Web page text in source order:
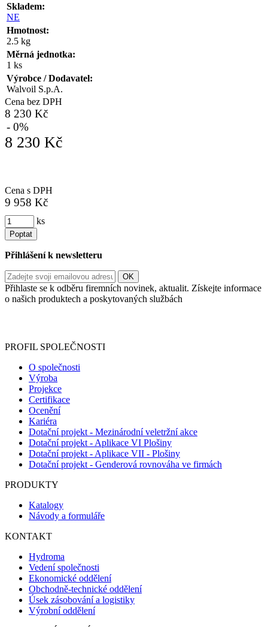
Skladem:
NE
Hmotnost:
2.5 kg
Měrná jednotka:
1 ks
Výrobce / Dodavatel:
Walvoil S.p.A.
Cena bez DPH
8 230 Kč
- 0%
8 230 Kč
Cena s DPH
9 958 Kč
ks
Poptat
Přihlášení k newsletteru
Přihlaste se k odběru firemních novinek, aktualit. Získejte informace
o našich produktech a poskytovaných službách
PROFIL SPOLEČNOSTI
O společnosti
Výroba
Projekce
Certifikace
Ocenění
Kariéra
Dotační projekt - Mezinárodní veletržní akce
Dotační projekt - Aplikace VI Plošiny
Dotační projekt - Aplikace VII - Plošiny
Dotační projekt - Genderová rovnováha ve firmách
PRODUKTY
Katalogy
Návody a formuláře
KONTAKT
Hydroma
Vedení společnosti
Ekonomické oddělení
Obchodně-technické oddělení
Úsek zásobování a logistiky
Výrobní oddělení